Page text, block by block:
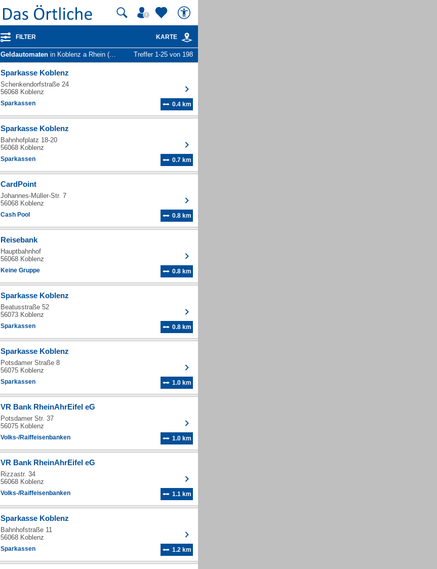
FILTER KARTE
Geldautomaten in Koblenz a Rhein (Süd) Treffer 1-25 von 198
Sparkasse Koblenz
Schenkendorfstraße 24
56068 Koblenz
Sparkassen 0.4 km
Sparkasse Koblenz
Bahnhofplatz 18-20
56068 Koblenz
Sparkassen 0.7 km
CardPoint
Johannes-Müller-Str. 7
56068 Koblenz
Cash Pool 0.8 km
Reisebank
Hauptbahnhof
56068 Koblenz
Keine Gruppe 0.8 km
Sparkasse Koblenz
Beatusstraße 52
56073 Koblenz
Sparkassen 0.8 km
Sparkasse Koblenz
Potsdamer Straße 8
56075 Koblenz
Sparkassen 1.0 km
VR Bank RheinAhrEifel eG
Potsdamer Str. 37
56075 Koblenz
Volks-/Raiffeisenbanken 1.0 km
VR Bank RheinAhrEifel eG
Rizzastr. 34
56068 Koblenz
Volks-/Raiffeisenbanken 1.1 km
Sparkasse Koblenz
Bahnhofstraße 11
56068 Koblenz
Sparkassen 1.2 km